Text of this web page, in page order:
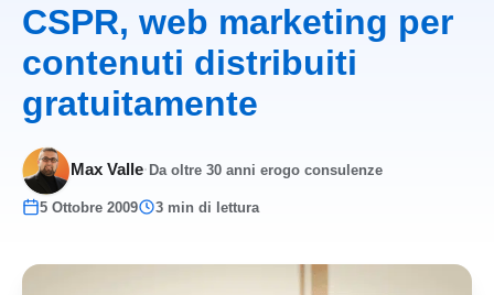
CSPR, web marketing per
contenuti distribuiti
gratuitamente
Max Valle· Da oltre 30 anni erogo consulenze
5 Ottobre 2009 3 min di lettura